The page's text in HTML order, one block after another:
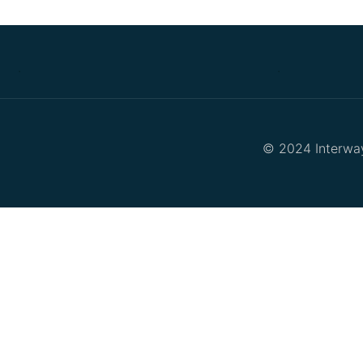
© 2024